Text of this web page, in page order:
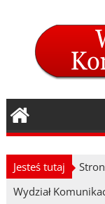
Jesteś tutaj
Wydział